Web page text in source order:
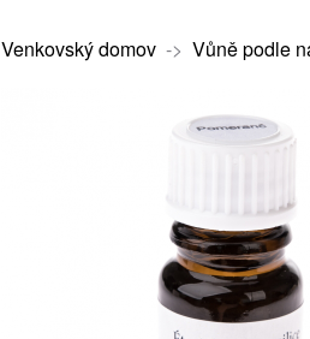
Venkovský domov -> Vůně podle